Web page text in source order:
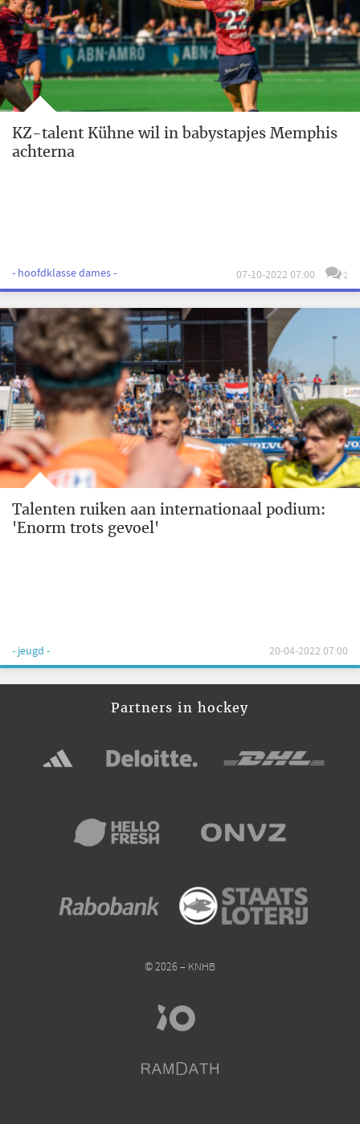
KZ-talent Kühne wil in babystapjes Memphis
achterna
- hoofdklasse dames - 07-10-2022 07:00 2
Talenten ruiken aan internationaal podium:
'Enorm trots gevoel'
- jeugd - 20-04-2022 07:00
Partners in hockey
© 2026 – KNHB